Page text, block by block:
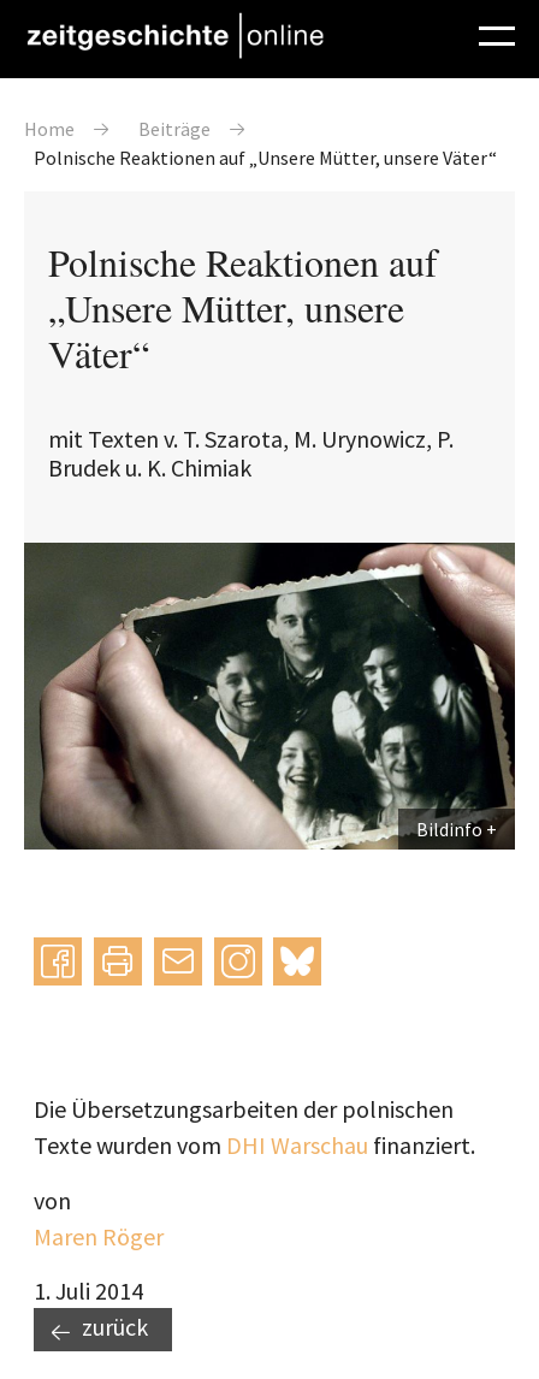
Pfadnavigation
Home
Beiträge
Polnische Reaktionen auf „Unsere Mütter, unsere Väter“
Polnische Reaktionen auf
„Unsere Mütter, unsere
Väter“
mit Texten v. T. Szarota, M. Urynowicz, P.
Brudek u. K. Chimiak
Bildinfo
Instagram
bluesky
Die Übersetzungsarbeiten der polnischen
Texte wurden vom DHI Warschau finanziert.
von
Maren Röger
1. Juli 2014
zurück